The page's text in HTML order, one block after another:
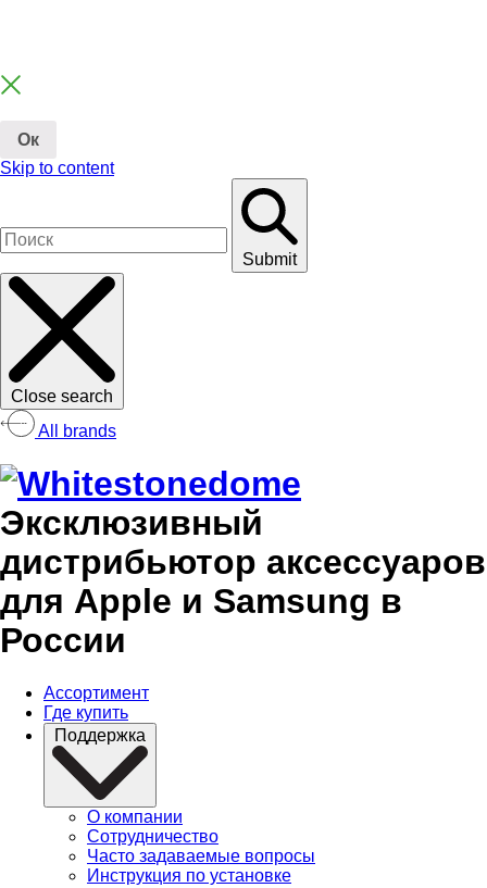
Ок
Skip to content
Submit
Close search
All brands
Эксклюзивный
дистрибьютор аксессуаров
для Apple и Samsung в
России
Ассортимент
Где купить
Поддержка
О компании
Сотрудничество
Часто задаваемые вопросы
Инструкция по установке